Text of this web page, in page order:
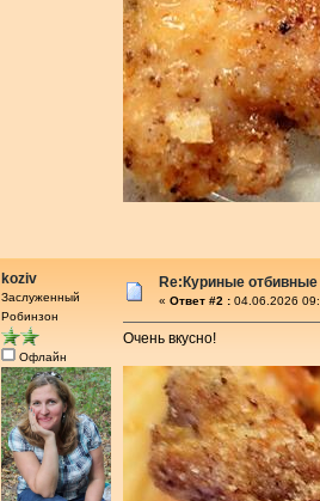
koziv
Заслуженный
Робинзон
Офлайн
Re:Куриные
« Ответ #2 : 04.06.2026
Очень вкусно!